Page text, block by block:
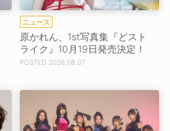
ニュース
原かれん、1st写真集『どスト
ライク』10月19日発売決定！
2026.08.07